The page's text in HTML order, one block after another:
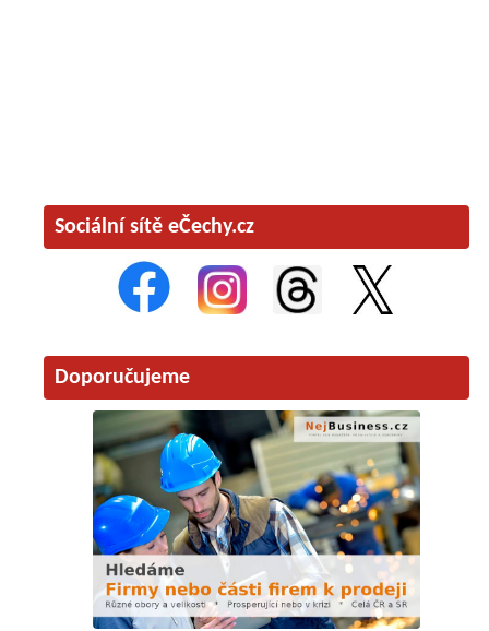
Sociální sítě eČechy.cz
Doporučujeme